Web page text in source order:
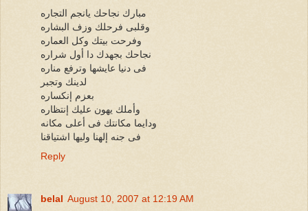
مبارك نجاحك يانجم التجاره
وقلبى فرحلك وزف البشاره
وفرحت بيتك وكل العماره
نجاحك بجهدك دا أول شراره
فى دنيا عايشها وترفع مناره
لدينك وتجبر
بعزم إنكساره
وأملك يهون عليك إنتظاره
ودايما مكانتك فى أعلى مكانه
فى جنه إلهنا وليها اشتياقنا
Reply
belal August 10, 2007 at 12:19 AM